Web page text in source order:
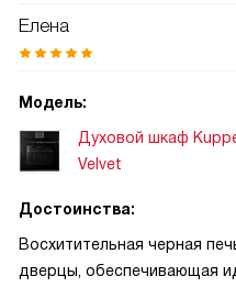
Елена
Модель:
Духовой шкаф
Velvet
Достоинства:
Восхитительная черная
дверцы, обеспечивающая